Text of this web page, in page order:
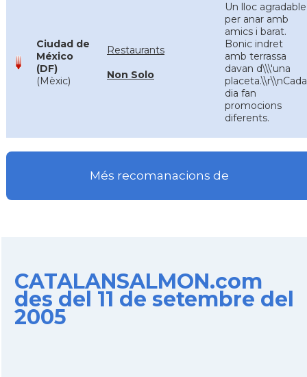
Ciudad de
México
(DF)
(Mèxic)
Restaurants
Non Solo
Un lloc agradable
per anar amb
amics i barat.
Bonic indret
amb terrassa
davan d\\\'una
placeta.\\r\\nCada
dia fan
promocions
diferents.
Més recomanacions de
CATALANSALMON.com
des del 11 de setembre del
2005